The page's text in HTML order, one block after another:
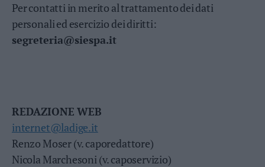
Bazar
Casa
Social media
Per contatti in merito al trattamento dei dati
personali ed esercizio dei diritti:
segreteria@siespa.it
REDAZIONE WEB
internet@ladige.it
Renzo Moser (v. caporedattore)
Nicola Marchesoni (v. caposervizio)